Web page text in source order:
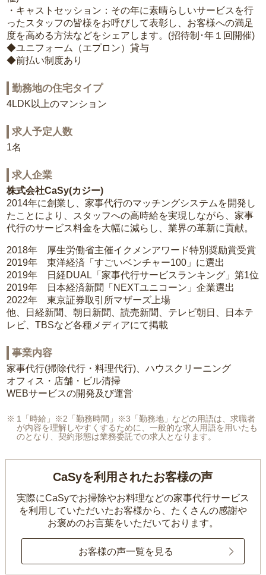
・キャストセッション：その年に素晴らしいサービスを行
ったスタッフの皆様をお呼びして表彰し、お客様への満足
度を高める方法などをシェアします。(招待制･年１回開催)
◆ユニフォーム（エプロン）貸与
◆前払い制度あり
勤務地の住宅タイプ
4LDK以上のマンション
求人予定人数
1名
求人企業
株式会社CaSy(カジー)
2014年に創業し、家事代行のマッチングシステムを開発し
たことにより、スタッフへの高時給を実現しながら、家事
代行のサービス料金を大幅に減らし、業界の革新に貢献。
2018年 厚生労働省主催イクメンアワード特別奨励賞受賞
2019年 東洋経済「すごいベンチャー100」に選出
2019年 日経DUAL「家事代行サービスランキング」第1位
2019年 日本経済新聞「NEXTユニコーン」企業選出
2022年 東京証券取引所マザーズ上場
他、日経新聞、朝日新聞、読売新聞、テレビ朝日、日本テ
レビ、TBSなど各種メディアにて掲載
事業内容
家事代行(掃除代行・料理代行)、ハウスクリーニング
オフィス・店舗・ビル清掃
WEBサービスの開発及び運営
1「時給」※2「勤務時間」※3「勤務地」などの用語は、求職者
が内容を理解しやすくするために、一般的な求人用語を用いたも
のとなり、契約形態は業務委託での求人となります。
CaSyを利用されたお客様の声
実際にCaSyでお掃除やお料理などの家事代行サービス
を利用していただいたお客様から、 たくさんの感謝や
お褒めのお言葉をいただいております。
お客様の声一覧を見る